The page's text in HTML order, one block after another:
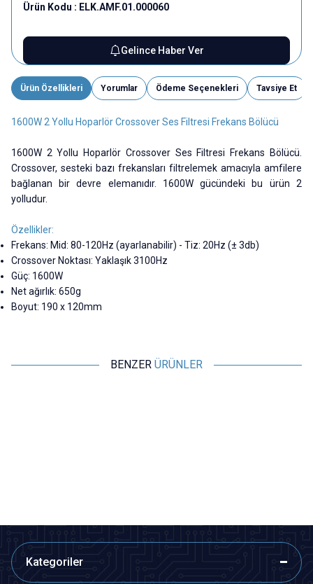
Ürün Kodu : ELK.AMF.01.000060
Gelince Haber Ver
Ürün Özellikleri Yorumlar Ödeme Seçenekleri Tavsiye Et
1600W 2 Yollu Hoparlör Crossover Ses Filtresi Frekans Bölücü
1600W 2 Yollu Hoparlör Crossover Ses Filtresi Frekans Bölücü.
Crossover, sesteki bazı frekansları filtrelemek amacıyla amfilere
bağlanan bir devre elemanıdır. 1600W gücündeki bu ürün 2
yolludur.
Özellikler:
Frekans: Mid: 80-120Hz (ayarlanabilir) - Tiz: 20Hz (± 3db)
Crossover Noktası: Yaklaşık 3100Hz
Güç: 1600W
Net ağırlık: 650g
Boyut: 190 x 120mm
BENZER ÜRÜNLER
Kategoriler